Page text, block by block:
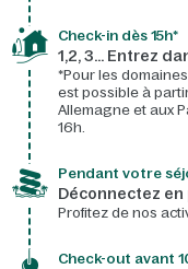
Check-in dès 15h*​
1,2, 3… Entrez
*Pour les
est possible à
Allemagne et aux
16h.
Pendant votre
Déconnectez
Profitez de nos
Check-out avant